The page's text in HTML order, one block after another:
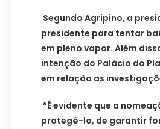
Segundo Agripino, a
presidente para tentar
em pleno vapor. Além
intenção do Palácio do
em relação as
“É evidente que a
protegê-lo, de garantir